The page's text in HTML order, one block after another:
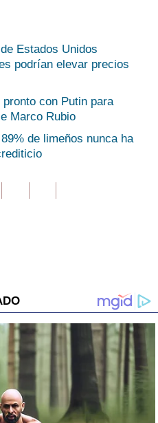
Estados Unidos
podrían elevar precios
con Putin para
Marco Rubio
de limeños nunca ha